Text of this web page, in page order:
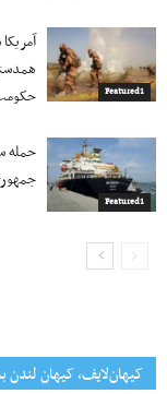
Featured1
Featured1
حمله
کیهان‌لایف، کیهان لندن